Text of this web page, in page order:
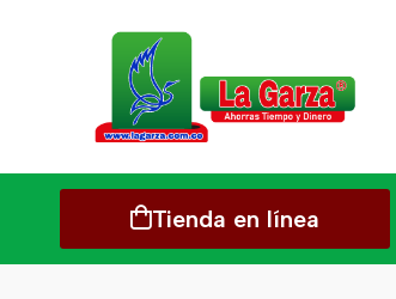
Tienda en línea